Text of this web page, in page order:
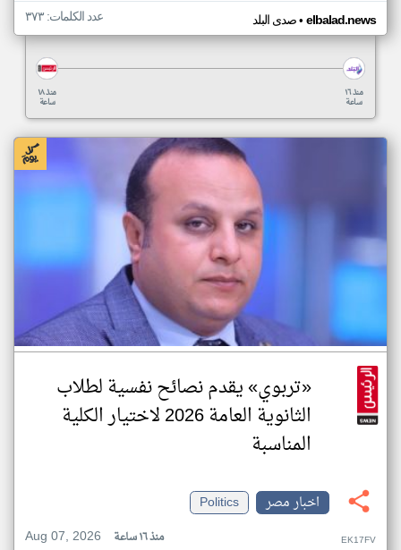
صدى البلد• elbalad.news عدد الكلمات: ٣٧٣
منذ ١٨
ساعة
منذ ١٦
ساعة
«تربوي» يقدم نصائح نفسية لطلاب
الثانوية العامة 2026 لاختيار الكلية
المناسبة
اخبار مصر
Politics
Aug 07, 2026
منذ ١٦ ساعة EK17FV